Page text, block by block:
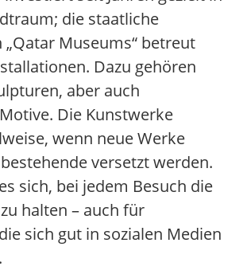
die staatliche
Museums“ betreut
Dazu gehören
aber auch
Die Kunstwerke
wenn neue Werke
versetzt werden.
sich, bei jedem Besuch die
halten – auch für
sich gut in sozialen Medien